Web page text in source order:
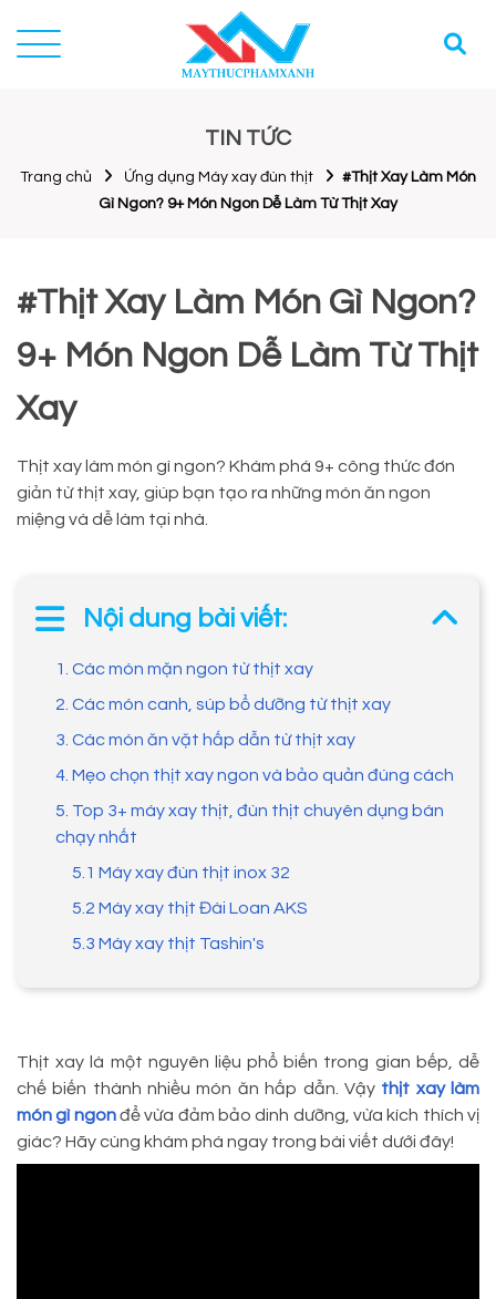
TIN TỨC
Trang chủ Ứng dụng Máy xay đùn thịt
#Thịt Xay Làm Món
Gì Ngon? 9+ Món Ngon Dễ Làm Từ Thịt Xay
#Thịt Xay Làm Món Gì Ngon?
9+ Món Ngon Dễ Làm Từ Thịt
Xay
Thịt xay làm món gì ngon? Khám phá 9+ công thức đơn
giản từ thịt xay, giúp bạn tạo ra những món ăn ngon
miệng và dễ làm tại nhà.
Nội dung bài viết:
1. Các món mặn ngon từ thịt xay
2. Các món canh, súp bổ dưỡng từ thịt xay
3. Các món ăn vặt hấp dẫn từ thịt xay
4. Mẹo chọn thịt xay ngon và bảo quản đúng cách
5. Top 3+ máy xay thịt, đùn thịt chuyên dụng bán
chạy nhất
5.1 Máy xay đùn thịt inox 32
5.2 Máy xay thịt Đài Loan AKS
5.3 Máy xay thịt Tashin's
Thịt xay là một nguyên liệu phổ biến trong gian bếp, dễ
chế biến thành nhiều món ăn hấp dẫn. Vậy thịt xay làm
món gì ngonđể vừa đảm bảo dinh dưỡng, vừa kích thích vị
giác? Hãy cùng khám phá ngay trong bài viết dưới đây!